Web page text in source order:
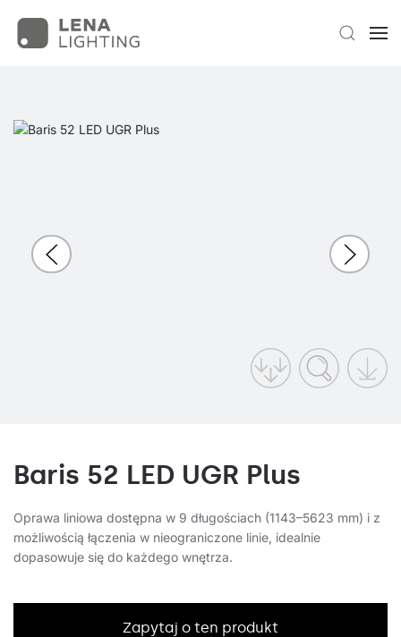
Baris 52 LED UGR Plus
Oprawa liniowa dostępna w 9 długościach (1143–5623 mm) i z
możliwością łączenia w nieograniczone linie, idealnie
dopasowuje się do każdego wnętrza.
Zapytaj o ten produkt